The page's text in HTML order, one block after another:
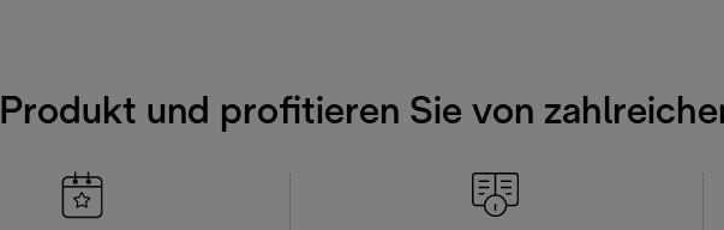
und profitieren Sie von